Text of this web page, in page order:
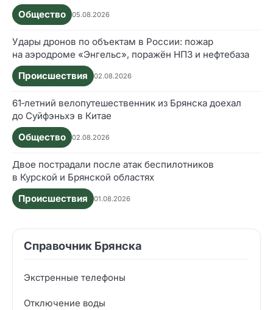
Общество
05.08.2026
Удары дронов по объектам в России: пожар
на аэродроме «Энгельс», поражён НПЗ и нефтебаза
Происшествия
02.08.2026
61‑летний велопутешественник из Брянска доехал
до Суйфэньхэ в Китае
Общество
02.08.2026
Двое пострадали после атак беспилотников
в Курской и Брянской областях
Происшествия
01.08.2026
Справочник Брянска
Экстренные телефоны
Отключение воды